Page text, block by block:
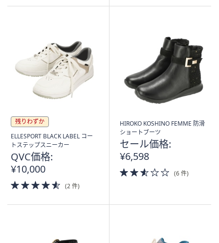
残りわずか
ELLESPORT BLACK LABEL コー
トステップスニーカー
QVC価格:
¥10,000
4.5
of
(2 件)
HIROKO KOSHINO FEMME 防滑
ショートブーツ
セール価格:
¥6,598
2.5
of
(6 件)